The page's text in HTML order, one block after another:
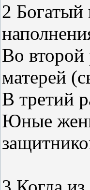
2 Богатый
Во второй
матерей
В третий
Юные